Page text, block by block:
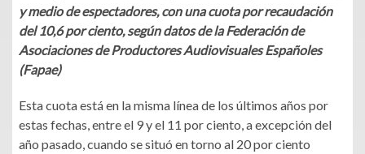
y medio de espectadores, con una cuota por recaudación
del 10,6 por ciento, según datos de la Federación de
Asociaciones de Productores Audiovisuales Españoles
(Fapae)
Esta cuota está en la misma línea de los últimos años por
estas fechas, entre el 9 y el 11 por ciento, a excepción del
año pasado, cuando se situó en torno al 20 por ciento